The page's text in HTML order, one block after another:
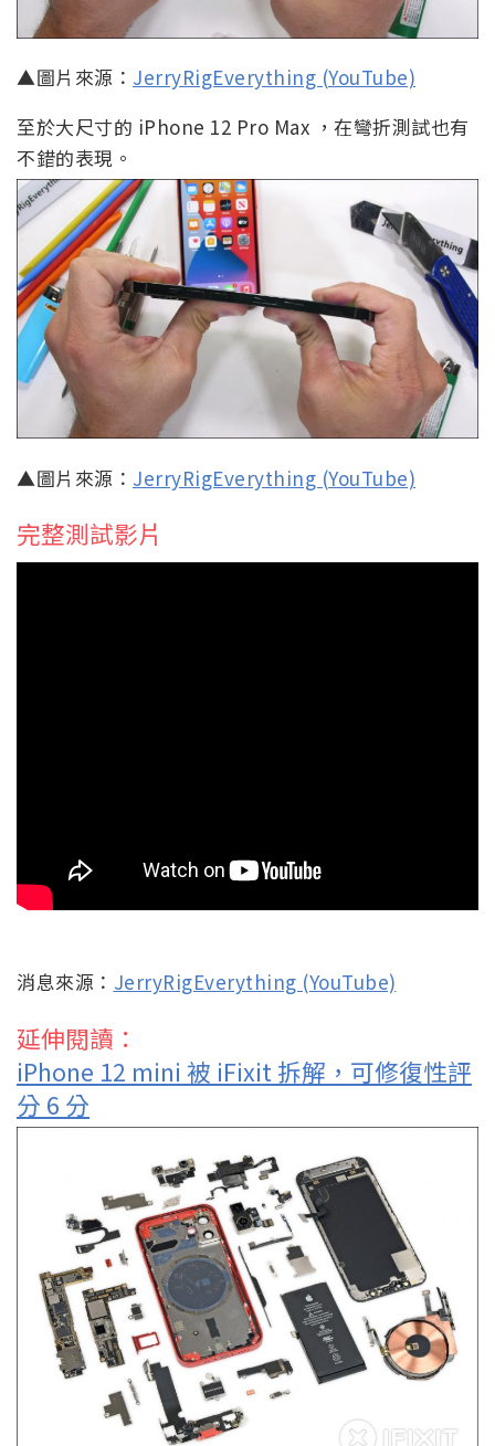
▲圖片來源： JerryRigEverything (YouTube)
至於大尺寸的 iPhone 12 Pro Max ，在彎折測試也有
不錯的表現。
▲圖片來源： JerryRigEverything (YouTube)
完整測試影片
消息來源： JerryRigEverything (YouTube)
延伸閱讀：
iPhone 12 mini 被 iFixit 拆解，可修復性評
分 6 分